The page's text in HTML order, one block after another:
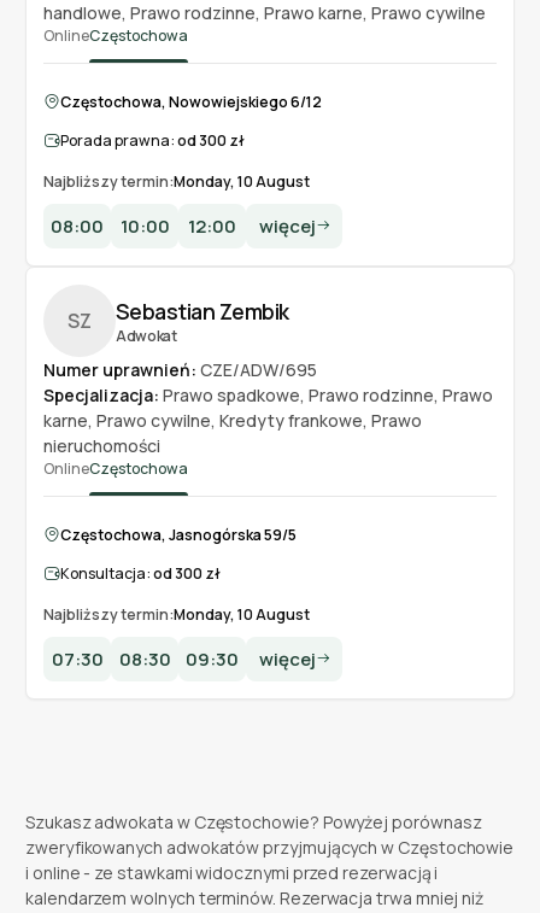
handlowe, Prawo rodzinne, Prawo karne, Prawo cywilne
OnlineCzęstochowa
Częstochowa, Nowowiejskiego 6/12
Porada prawna:od 300 zł
Najbliższy termin:Monday, 10 August
08:00 10:00 12:00 więcej
SZ
Adwokat
Sebastian Zembik
Numer uprawnień: CZE/ADW/695
Specjalizacja: Prawo spadkowe, Prawo rodzinne, Prawo
karne, Prawo cywilne, Kredyty frankowe, Prawo
nieruchomości
OnlineCzęstochowa
Częstochowa, Jasnogórska 59/5
Konsultacja:od 300 zł
Najbliższy termin:Monday, 10 August
07:30 08:30 09:30 więcej
Szukasz adwokata w Częstochowie? Powyżej porównasz
zweryfikowanych adwokatów przyjmujących w Częstochowie
i online - ze stawkami widocznymi przed rezerwacją i
kalendarzem wolnych terminów. Rezerwacja trwa mniej niż